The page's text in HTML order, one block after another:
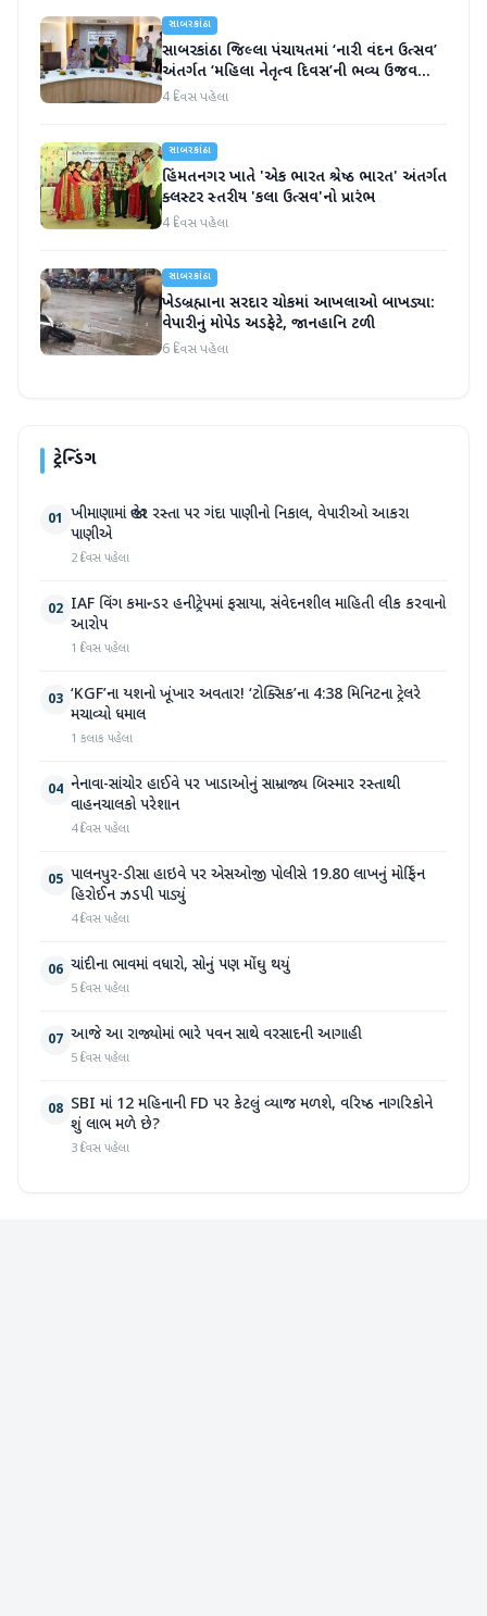
સાબરકાંઠા
સાબરકાંઠા જિલ્લા પંચાયતમાં ‘નારી વંદન ઉત્સવ’
અંતર્ગત ‘મહિલા નેતૃત્વ દિવસ’ની ભવ્ય ઉજવણી
કરાઈ
4 દિવસ પહેલા
સાબરકાંઠા
હિંમતનગર ખાતે 'એક ભારત શ્રેષ્ઠ ભારત' અંતર્ગત
ક્લસ્ટર સ્તરીય 'કલા ઉત્સવ'નો પ્રારંભ
4 દિવસ પહેલા
સાબરકાંઠા
ખેડબ્રહ્માના સરદાર ચોકમાં આખલાઓ બાખડ્યા:
વેપારીનું મોપેડ અડફેટે, જાનહાનિ ટળી
6 દિવસ પહેલા
ટ્રેન્ડિંગ
01 ખીમાણામાં જાહેર રસ્તા પર ગંદા પાણીનો નિકાલ, વેપારીઓ આકરા
પાણીએ
2 દિવસ પહેલા
02 IAF વિંગ કમાન્ડર હનીટ્રેપમાં ફસાયા, સંવેદનશીલ માહિતી લીક કરવાનો
આરોપ
1 દિવસ પહેલા
03 ‘KGF’ના યશનો ખૂંખાર અવતાર! ‘ટોક્સિક’ના 4:38 મિનિટના ટ્રેલરે
મચાવ્યો ધમાલ
1 કલાક પહેલા
04 નેનાવા-સાંચોર હાઈવે પર ખાડાઓનું સામ્રાજ્ય બિસ્માર રસ્તાથી
વાહનચાલકો પરેશાન
4 દિવસ પહેલા
05 પાલનપુર-ડીસા હાઇવે પર એસઓજી પોલીસે 19.80 લાખનું મોર્ફિન
હિરોઈન ઝડપી પાડ્યું
4 દિવસ પહેલા
06 ચાંદીના ભાવમાં વધારો, સોનું પણ મોંઘુ થયું
5 દિવસ પહેલા
07 આજે આ રાજ્યોમાં ભારે પવન સાથે વરસાદની આગાહી
5 દિવસ પહેલા
08 SBI માં 12 મહિનાની FD પર કેટલું વ્યાજ મળશે, વરિષ્ઠ નાગરિકોને
શું લાભ મળે છે?
3 દિવસ પહેલા